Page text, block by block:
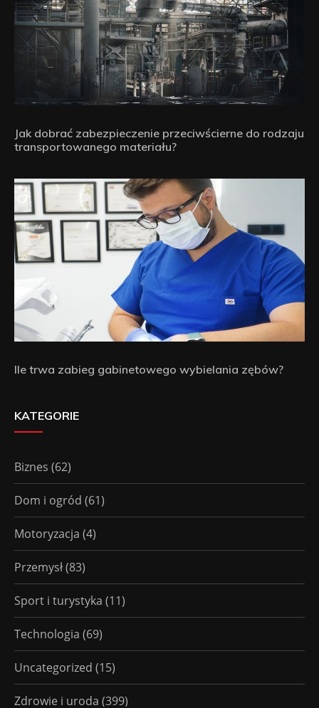
Jak dobrać zabezpieczenie przeciwścierne do rodzaju
transportowanego materiału?
Ile trwa zabieg gabinetowego wybielania zębów?
KATEGORIE
Biznes (62)
Dom i ogród (61)
Motoryzacja (4)
Przemysł(83)
Sport i turystyka (11)
Technologia (69)
Uncategorized (15)
Zdrowie i uroda (399)